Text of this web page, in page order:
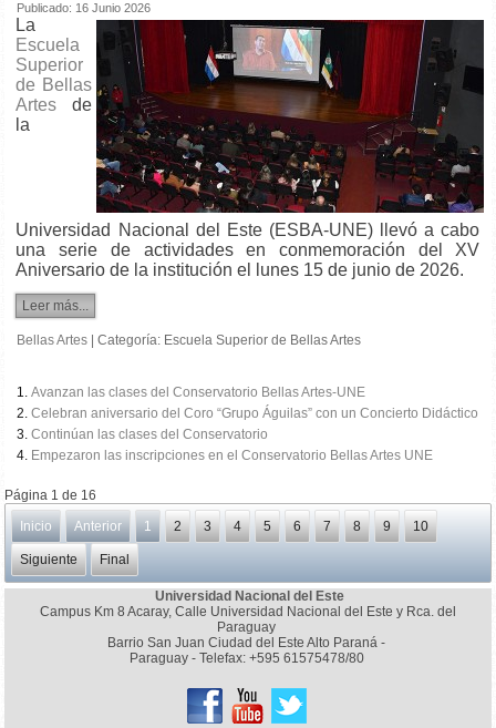
Publicado: 16 Junio 2026
La
Escuela
Superior
de Bellas
Artes de
la
Universidad Nacional del Este (ESBA-UNE) llevó a cabo
una serie de actividades en conmemoración del XV
Aniversario de la institución el lunes 15 de junio de 2026.
Leer más...
Bellas Artes |Categoría: Escuela Superior de Bellas Artes
Avanzan las clases del Conservatorio Bellas Artes-UNE
Celebran aniversario del Coro “Grupo Águilas” con un Concierto Didáctico
Continúan las clases del Conservatorio
Empezaron las inscripciones en el Conservatorio Bellas Artes UNE
Página 1 de 16
Inicio
Anterior 1 2 3 4 5 6 7 8 9 10
Siguiente Final
Universidad Nacional del Este
Campus Km 8 Acaray, Calle Universidad Nacional del Este y Rca. del
Paraguay
Barrio San Juan Ciudad del Este Alto Paraná -
Paraguay - Telefax: +595 61575478/80